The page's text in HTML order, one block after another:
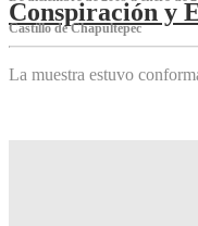
Conspiración y
Castillo de Chapultepec
La muestra estuvo